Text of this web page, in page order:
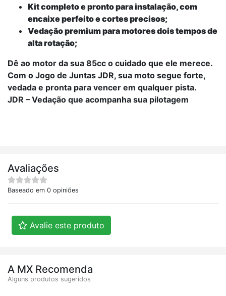
Kit completo e pronto para instalação, com
encaixe perfeito e cortes precisos;
Vedação premium para motores dois tempos de
alta rotação;
Dê ao motor da sua 85cc o cuidado que ele merece.
Com o Jogo de Juntas JDR, sua moto segue forte,
vedada e pronta para vencer em qualquer pista.
JDR – Vedação que acompanha sua pilotagem
Avaliações
Baseado em 0 opiniões
Avalie este produto
A MX Recomenda
Alguns produtos sugeridos